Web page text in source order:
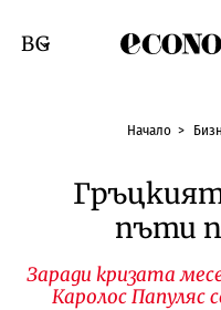
Смяна на език
Начало
пъти
Заради кризата
Каролос Папуляс